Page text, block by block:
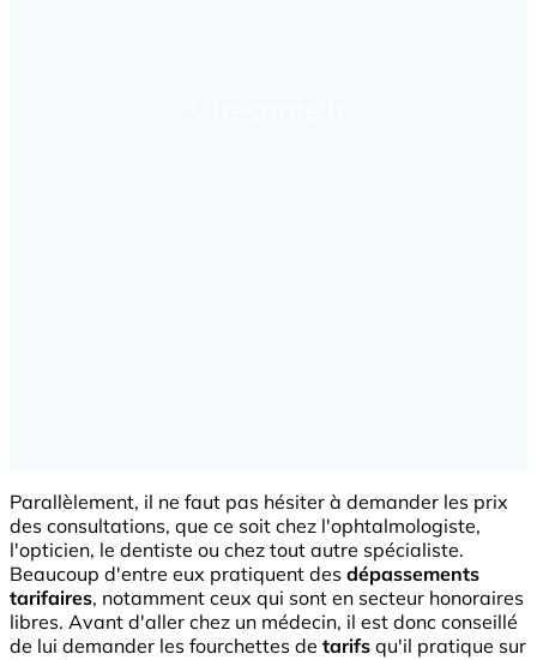
Parallèlement, il ne faut pas hésiter à demander les prix
des consultations, que ce soit chez l'ophtalmologiste,
l'opticien, le dentiste ou chez tout autre spécialiste.
Beaucoup d'entre eux pratiquent des dépassements
tarifaires, notamment ceux qui sont en secteur honoraires
libres. Avant d'aller chez un médecin, il est donc conseillé
de lui demander les fourchettes de tarifs qu'il pratique sur